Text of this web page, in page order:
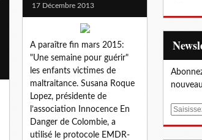
17 Décembre 2013
A paraître fin mars 2015:
"Une semaine pour guérir"
les enfants victimes de
maltraitance. Susana Roque
Lopez, présidente de
l’association Innocence En
Danger de Colombie, a
utilisé le protocole EMDR-
E